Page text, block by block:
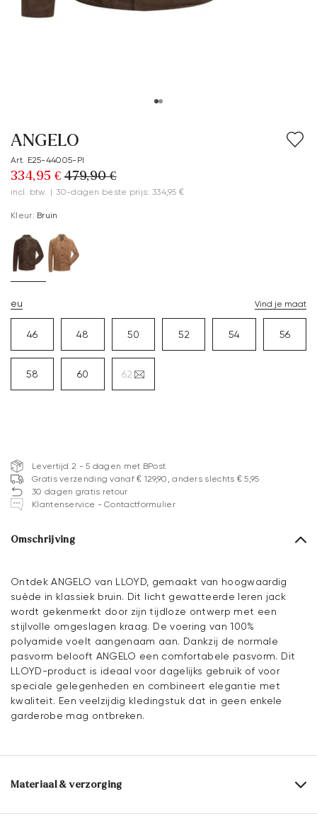
ANGELO
Art. E25-44005-PI
334,95 € 479,90 €
incl. btw. | 30-dagen beste prijs: 334,95 €
Kleur: Bruin
eu Vind je maat
46 48 50 52 54 56
58 60 62
Levertijd 2 - 5 dagen met BPost
Gratis verzending vanaf € 129,90, anders slechts € 5,95
30 dagen gratis retour
Klantenservice - Contactformulier
Omschrijving
Ontdek ANGELO van LLOYD, gemaakt van hoogwaardig
suède in klassiek bruin. Dit licht gewatteerde leren jack
wordt gekenmerkt door zijn tijdloze ontwerp met een
stijlvolle omgeslagen kraag. De voering van 100%
polyamide voelt aangenaam aan. Dankzij de normale
pasvorm belooft ANGELO een comfortabele pasvorm. Dit
LLOYD-product is ideaal voor dagelijks gebruik of voor
speciale gelegenheden en combineert elegantie met
kwaliteit. Een veelzijdig kledingstuk dat in geen enkele
garderobe mag ontbreken.
Materiaal & verzorging
Bovenwerk: Rauleder